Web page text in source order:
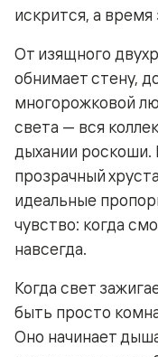
искрится, а время
От изящного
обнимает стену,
многорожковой
света — вся
дыхании роскоши.
прозрачный
идеальные
чувство: когда
навсегда.
Когда свет
быть просто
Оно начинает